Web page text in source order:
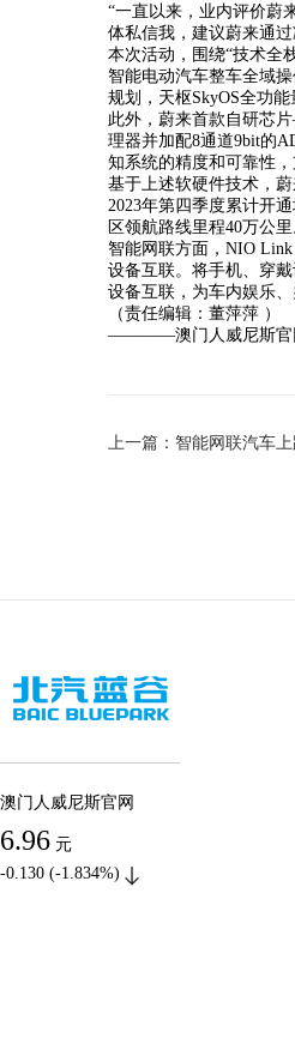
“一直以来，业内评价蔚
体私信我，建议蔚来通
本次活动，围绕“技术全
智能电动汽车整车全域
规划，天枢SkyOS全功
此外，蔚来首款自研芯
理器并加配8通道9bit的
知系统的精度和可靠性
基于上述软硬件技术，
2023年第四季度累计开
区领航路线里程40万公
智能网联方面，NIO
设备互联。将手机、穿
设备互联，为车内娱乐
（责任编辑：董萍萍 ）
————澳门人威尼斯官
上一篇：智能网联汽车
澳门人威尼斯官网
6.96 元
-0.130 (-1.834%)